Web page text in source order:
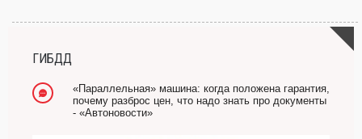
ГИБДД
«Параллельная» машина: когда положена гарантия,
почему разброс цен, что надо знать про документы
- «Автоновости»